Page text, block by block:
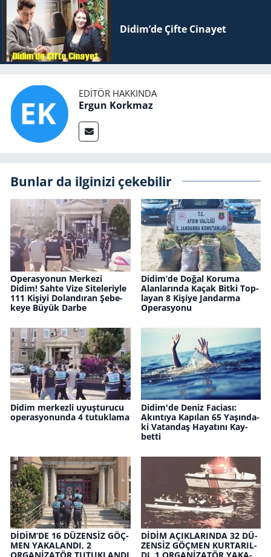
Didim’de Çifte Ci­na­yet
EDITÖR HAKKINDA
Ergun Korkmaz
Bunlar da ilginizi çekebilir
Ope­ras­yo­nun Mer­ke­zi
Didim! Sahte Vize Si­te­le­riy­le
111 Ki­şi­yi Do­lan­dı­ran Şe­be­
ke­ye Büyük Darbe
Didim’de Doğal Ko­ru­ma
Alan­la­rın­da Kaçak Bitki Top­
la­yan 8 Ki­şi­ye Jan­dar­ma
Ope­ras­yo­nu
Didim merkezli uyuşturucu
operasyonunda 4 tutuklama
Didim'de Deniz Fa­ci­ası:
Akın­tı­ya Ka­pı­lan 65 Ya­şın­da­
ki Va­tan­daş Ha­ya­tı­nı Kay­
bet­ti
DİDİM’DE 16 DÜ­ZENSİZ GÖÇ­
MEN YA­KA­LAN­DI, 2
DİDİM AÇIK­LA­RIN­DA 32 DÜ­
ZENSİZ GÖÇ­MEN KUR­TA­RIL­